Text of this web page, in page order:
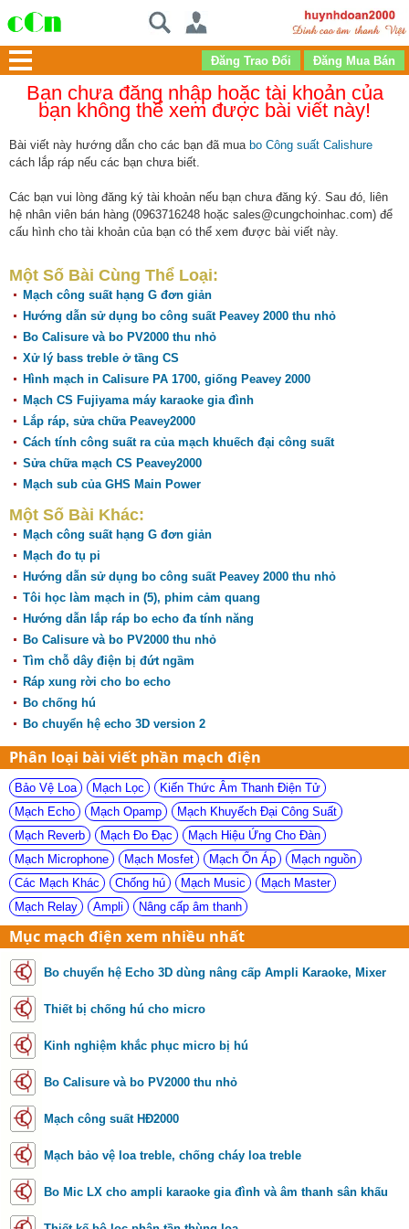
Bạn chưa đăng nhập hoặc tài khoản của
bạn không thể xem được bài viết này!
Bài viết này hướng dẫn cho các bạn đã mua bo Công suất Calishure
cách lắp ráp nếu các bạn chưa biết.
Các bạn vui lòng đăng ký tài khoản nếu bạn chưa đăng ký. Sau đó, liên
hệ nhân viên bán hàng (0963716248 hoặc sales@cungchoinhac.com) để
cấu hình cho tài khoản của bạn có thể xem được bài viết này.
Một Số Bài Cùng Thể Loại:
Mạch công suất hạng G đơn giản
Hướng dẫn sử dụng bo công suất Peavey 2000 thu nhỏ
Bo Calisure và bo PV2000 thu nhỏ
Xử lý bass treble ở tầng CS
Hình mạch in Calisure PA 1700, giống Peavey 2000
Mạch CS Fujiyama máy karaoke gia đình
Lắp ráp, sửa chữa Peavey2000
Cách tính công suất ra của mạch khuếch đại công suất
Sửa chữa mạch CS Peavey2000
Mạch sub của GHS Main Power
Một Số Bài Khác:
Mạch công suất hạng G đơn giản
Mạch đo tụ pi
Hướng dẫn sử dụng bo công suất Peavey 2000 thu nhỏ
Tôi học làm mạch in (5), phim cảm quang
Hướng dẫn lắp ráp bo echo đa tính năng
Bo Calisure và bo PV2000 thu nhỏ
Tìm chỗ dây điện bị đứt ngầm
Ráp xung rời cho bo echo
Bo chống hú
Bo chuyển hệ echo 3D version 2
Phân loại bài viết phần mạch điện
Bảo Vệ Loa Mạch Lọc
Kiến Thức Âm Thanh Điện Tử
Mạch Echo
Mạch Opamp
Mạch Khuyếch Đại Công Suất
Mạch Reverb
Mạch Đo Đạc
Mạch Hiệu Ứng Cho Đàn
Mạch Microphone
Mạch Mosfet Mạch Ổn Áp
Mạch nguồn
Các Mạch Khác
Chống hú Mạch Music
Mạch Master
Mạch Relay
Ampli Nâng cấp âm thanh
Mục mạch điện xem nhiều nhất
Bo chuyển hệ Echo 3D dùng nâng cấp Ampli Karaoke, Mixer
Thiết bị chống hú cho micro
Kinh nghiệm khắc phục micro bị hú
Bo Calisure và bo PV2000 thu nhỏ
Mạch công suất HĐ2000
Mạch bảo vệ loa treble, chống cháy loa treble
Bo Mic LX cho ampli karaoke gia đình và âm thanh sân khấu